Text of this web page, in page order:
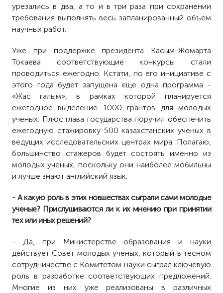
урезались в два, а то и в три раза при сохранении
требования выполнять весь запланированный объем
научных работ.
Уже при поддержке президента Касым-Жомарта
Токаева соответствующие конкурсы стали
проводиться ежегодно. Кстати, по его инициативе с
этого года будет запущена еще одна программа -
«Жас ғалым», в рамках которой планируется
ежегодное выделение 1000 грантов для молодых
ученых. Плюс глава государства поручил обеспечить
ежегодную стажировку 500 казахстанских ученых в
ведущих исследовательских центрах мира. Полагаю,
большинство стажеров будет состоять именно из
молодых ученых, поскольку они наиболее мобильны
и лучше знают английский язык.
- А какую роль в этих новшествах сыграли сами молодые
ученые? Прислушиваются ли к их мнению при принятии
тех или иных решений?
- Да, при Министерстве образования и науки
действует Совет молодых ученых, который в тесном
сотрудничестве с Комитетом науки сыграл ключевую
роль в разработке соответствующих предложений.
Многие из них уже реализованы в различных